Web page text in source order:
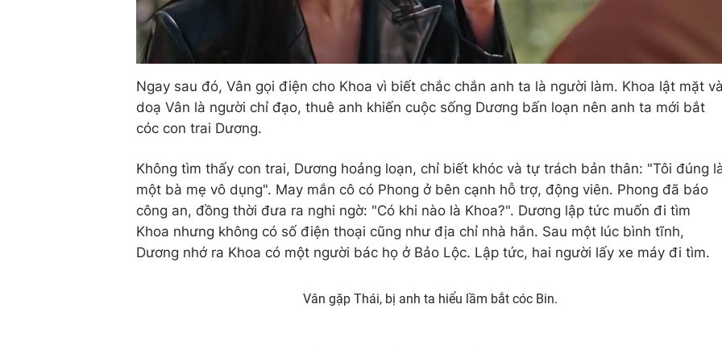
Ngay sau đó, Vân gọi điện cho Khoa vì biết chắc chắn anh ta là người làm. Khoa lật mặt
doạ Vân là người chỉ đạo, thuê anh khiến cuộc sống Dương bấn loạn nên anh ta mới bắt
cóc con trai Dương.
Không tìm thấy con trai, Dương hoảng loạn, chỉ biết khóc và tự trách bản thân: "Tôi đúng
một bà mẹ vô dụng". May mắn cô có Phong ở bên cạnh hỗ trợ, động viên. Phong đã báo
công an, đồng thời đưa ra nghi ngờ: "Có khi nào là Khoa?". Dương lập tức muốn đi tìm
Khoa nhưng không có số điện thoại cũng như địa chỉ nhà hắn. Sau một lúc bình tĩnh,
Dương nhớ ra Khoa có một người bác họ ở Bảo Lộc. Lập tức, hai người lấy xe máy đi tìm.
Vân gặp Thái, bị anh ta hiểu lầm bắt cóc Bin.